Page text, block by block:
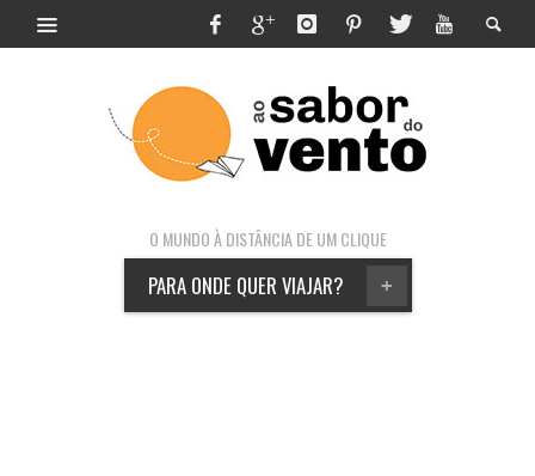
O MUNDO À DISTÂNCIA DE UM CLIQUE
+
PARA ONDE QUER VIAJAR?